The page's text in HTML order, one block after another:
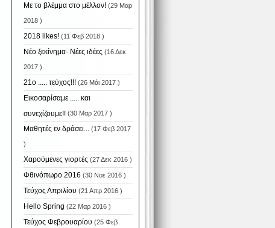
Με το βλέμμα στο μέλλον!(29 Μαρ
2018 )
2018 likes!(11 Φεβ 2018 )
Νέο ξεκίνημα- Νέες ιδέες (16 Δεκ
2017 )
21ο ..... τεύχος!!!(26 Μάι 2017 )
Εικοσαρίσαμε ..... και
συνεχίζουμε!!(30 Μαρ 2017 )
Μαθητές εν δράσει... (17 Φεβ 2017
)
Χαρούμενες γιορτές (27 Δεκ 2016 )
Φθινόπωρο 2016 (30 Νοε 2016 )
Τεύχος Απριλίου (21 Απρ 2016 )
Hello Spring (22 Μαρ 2016 )
Τεύχος Φεβρουαρίου (25 Φεβ